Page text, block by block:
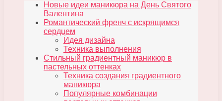
Новые идеи маникюра на День Святого
Валентина
Романтический френч с искрящимся
сердцем
Идея дизайна
Техника выполнения
Стильный градиентный маникюр в
пастельных оттенках
Техника создания градиентного
маникюра
Популярные комбинации